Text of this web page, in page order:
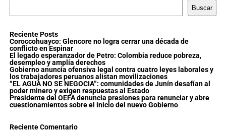
Buscar
Reciente Posts
Coroccohuayco: Glencore no logra cerrar una década de
conflicto en Espinar
El legado esperanzador de Petro: Colombia reduce pobreza,
desempleo y amplía derechos
Gobierno anuncia ofensiva legal contra cuatro leyes laborales y
los trabajadores peruanos alistan movilizaciones
“EL AGUA NO SE NEGOCIA”: comunidades de Junín desafían al
poder minero y exigen respuestas al Estado
Presidente del OEFA denuncia presiones para renunciar y abre
cuestionamientos sobre el inicio del nuevo Gobierno
Reciente Comentario